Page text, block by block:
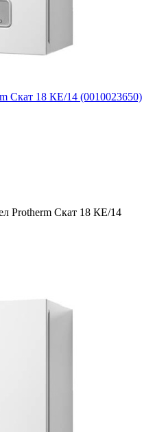
Скат 18 КE/14 (0010023650)
Protherm Скат 18 КE/14